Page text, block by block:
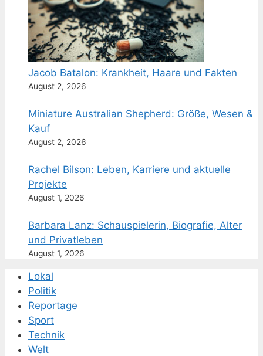
Jacob Batalon: Krankheit, Haare und Fakten
August 2, 2026
Miniature Australian Shepherd: Größe, Wesen &
Kauf
August 2, 2026
Rachel Bilson: Leben, Karriere und aktuelle
Projekte
August 1, 2026
Barbara Lanz: Schauspielerin, Biografie, Alter
und Privatleben
August 1, 2026
Lokal
Politik
Reportage
Sport
Technik
Welt